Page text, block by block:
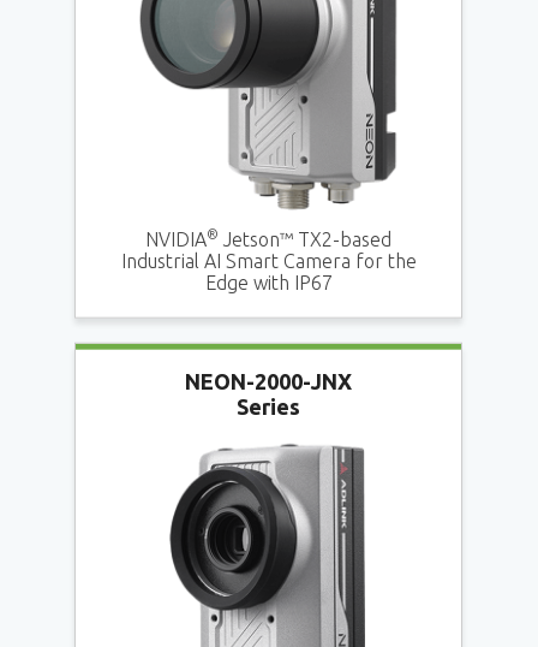
NVIDIA®
Jetson™ TX2-based
Industrial AI Smart Camera for the
Edge with IP67
NEON-2000-JNX
Series